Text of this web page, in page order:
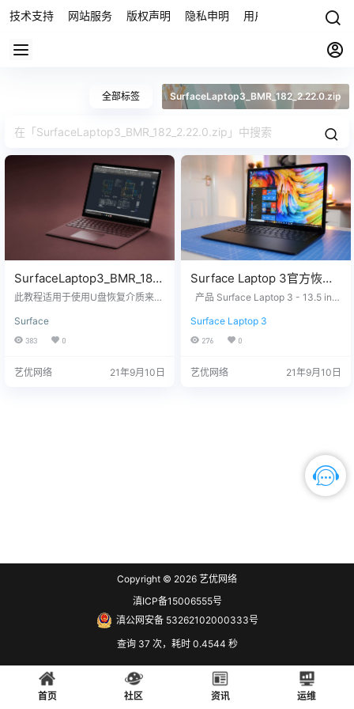
技术支持 网站服务 版权声明 隐私申明 用户协议 联系我们
全部标签 SurfaceLaptop3_BMR_182_2.22.0.zip
SurfaceLaptop3_BMR_182_
2.22.0.zip下载及恢复教程
此教程适用于使用U盘恢复介质来恢
ceLaptop3_BMR_182_2.22.0.zip
U盘制作流程 大致两个步骤 一、制
urfaceLaptop3_BMR_182_2.22.0.z
Surface
383 0
艺优网络 21年9月10日
Surface Laptop 3官方恢复
镜像1903版本
2.22.0.zip网盘下载
产品 Surface Laptop 3 - 13.5 in. i
on 1903 没有找到您需要的文件？
请联系我们，提供您设备上的12位
87650007 站长推荐 1. 购买之前请
Surface Laptop 3
276 0
艺优网络 21年9月10日
Copyright © 2026 艺优网络
滇ICP备15006555号
滇公网安备 53262102000333号
查询 37 次，耗时 0.4544 秒
首页 社区 资讯 运维